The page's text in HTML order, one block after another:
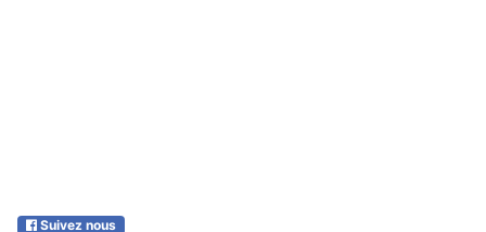
Suivez nous